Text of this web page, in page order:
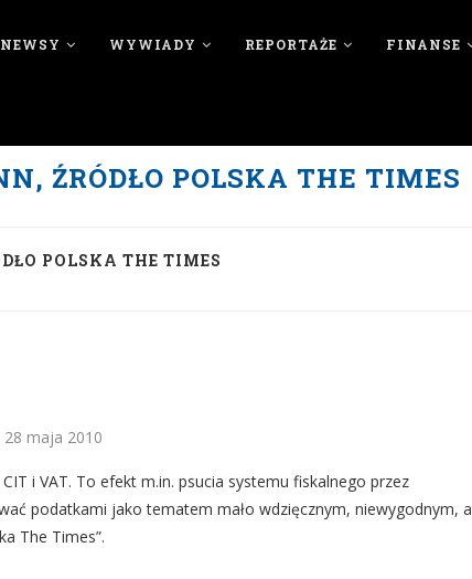
NEWSY WYWIADY REPORTAŻE FINANSE
ŹRÓDŁO POLSKA THE TIMES
POLSKA THE TIMES
28 maja 2010
i VAT. To efekt m.in. psucia systemu fiskalnego przez
podatkami jako tematem mało wdzięcznym, niewygodnym, a
The Times”.